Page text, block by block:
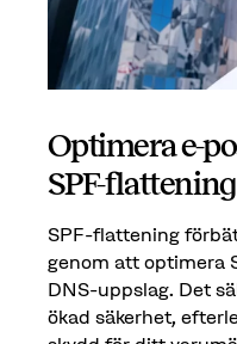
Optimera e-
SPF-flattening
SPF-flattening
genom att optimera
DNS-uppslag. Det
ökad säkerhet,